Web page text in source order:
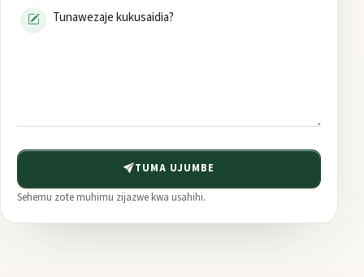
TUMA UJUMBE
Sehemu zote muhimu zijazwe kwa usahihi.